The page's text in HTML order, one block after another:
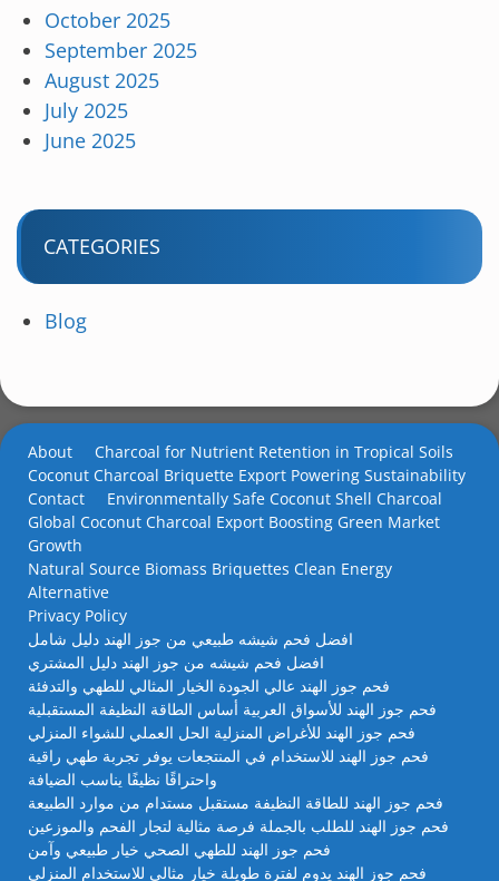
October 2025
September 2025
August 2025
July 2025
June 2025
CATEGORIES
Blog
About
Charcoal for Nutrient Retention in Tropical Soils
Coconut Charcoal Briquette Export Powering Sustainability
Contact
Environmentally Safe Coconut Shell Charcoal
Global Coconut Charcoal Export Boosting Green Market
Growth
Natural Source Biomass Briquettes Clean Energy
Alternative
Privacy Policy
افضل فحم شيشه طبيعي من جوز الهند دليل شامل
افضل فحم شيشه من جوز الهند دليل المشتري
فحم جوز الهند عالي الجودة الخيار المثالي للطهي والتدفئة
فحم جوز الهند للأسواق العربية أساس الطاقة النظيفة المستقبلية
فحم جوز الهند للأغراض المنزلية الحل العملي للشواء المنزلي
فحم جوز الهند للاستخدام في المنتجعات يوفر تجربة طهي راقية
واحتراقًا نظيفًا يناسب الضيافة
فحم جوز الهند للطاقة النظيفة مستقبل مستدام من موارد الطبيعة
فحم جوز الهند للطلب بالجملة فرصة مثالية لتجار الفحم والموزعين
فحم جوز الهند للطهي الصحي خيار طبيعي وآمن
فحم جوز الهند يدوم لفترة طويلة خيار مثالي للاستخدام المنزلي